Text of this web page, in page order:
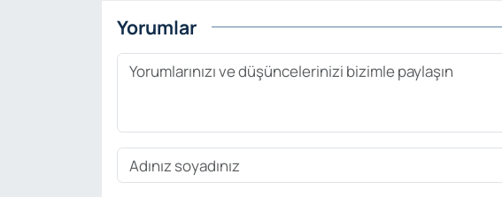
Yorumlar